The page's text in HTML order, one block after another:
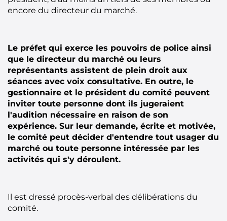
encore du directeur du marché.
Le préfet qui exerce les pouvoirs de police ainsi
que le directeur du marché ou leurs
représentants assistent de plein droit aux
séances avec voix consultative. En outre, le
gestionnaire et le président du comité peuvent
inviter toute personne dont ils jugeraient
l'audition nécessaire en raison de son
expérience. Sur leur demande, écrite et motivée,
le comité peut décider d'entendre tout usager du
marché ou toute personne intéressée par les
activités qui s'y déroulent.
Il est dressé procès-verbal des délibérations du
comité.